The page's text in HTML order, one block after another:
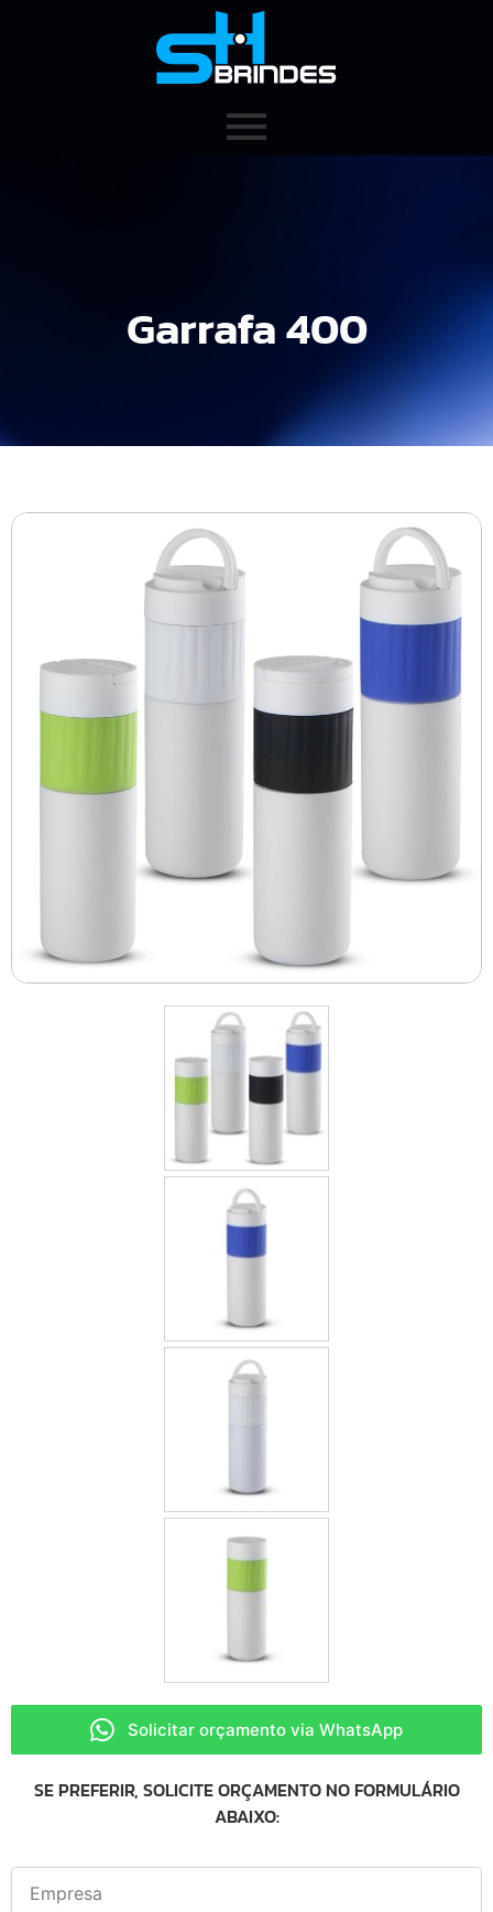
Garrafa 400
Solicitar orçamento via WhatsApp
SE PREFERIR, SOLICITE ORÇAMENTO NO FORMULÁRIO
ABAIXO: